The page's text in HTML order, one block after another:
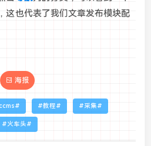
这也代表了我们文章发布模块配
海报
教程 采集
火车头